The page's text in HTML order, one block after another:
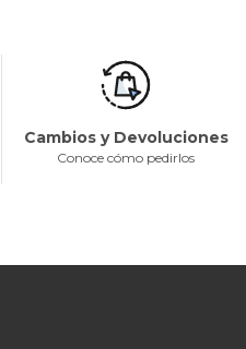
Cambios y Devoluciones
Conoce cómo pedirlos